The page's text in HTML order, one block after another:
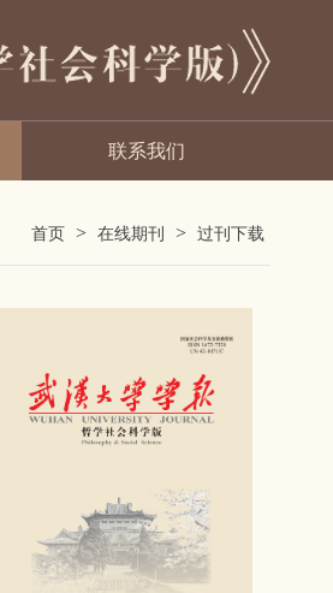
联系我们
首页 > 在线期刊 > 过刊下载